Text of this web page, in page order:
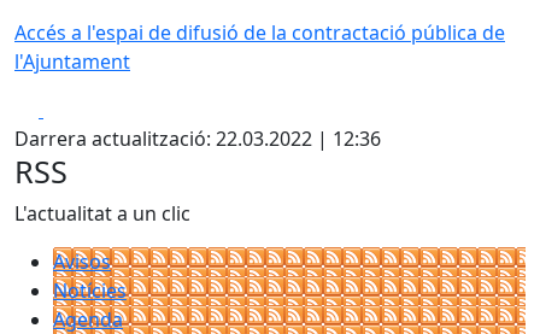
Accés a l'espai de difusió de la contractació pública de
l'Ajuntament
Darrera actualització: 22.03.2022 | 12:36
RSS
L'actualitat a un clic
Avisos
Notícies
Agenda